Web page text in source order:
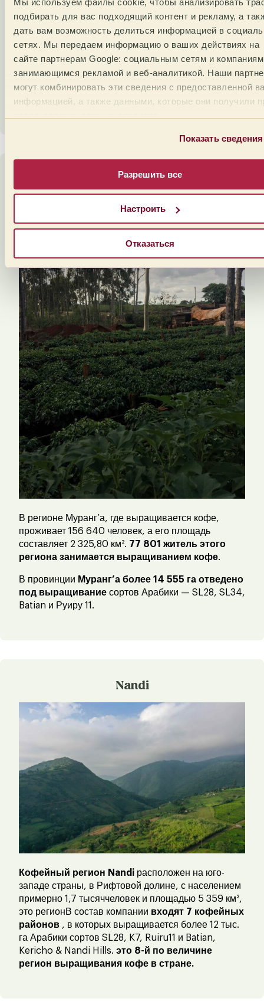
Мы используем файлы cookie, чтобы анализировать
подбирать для вас подходящий контент и рекламу, а
дать вам возможность делиться информацией в
сетях. Мы передаем информацию о ваших действиях на
сайте партнерам Google: социальным сетям и
занимающимся рекламой и веб-аналитикой. Наши
могут комбинировать эти сведения с предоставленной
информацией, а также данными, которые они получили
Показать сведения
Разрешить все
Настроить
Отказаться
проживает 1,4 млн. человек и площадь которого
составляет 5 952,9 км².Более 41 900 семей
занимаются выращиванием кофе. В регионе
Мачакос выращивается около 10 139 га кофе сорта
арабика SL 34 и SL 28, занимая 9-е место среди
регионов страны по выращиванию кофе с
объемом производства 7,48% от общего объема
производства в стране.
Murang’a
В регионе Муранг’а, где выращивается кофе,
проживает 156 640 человек, а его площадь
составляет 2 325,80 км². 77 801 житель этого
региона занимается выращиванием кофе.
В провинции Муранг’а более 14 555 га отведено
под выращивание сортов Арабики — SL28, SL34,
Batian и Руиру 11.
Nandi
Кофейный регион Nandi расположен на юго-
западе страны, в Рифтовой долине, с населением
примерно 1,7 тысяччеловек и площадью 5 359 км²,
это регионВ состав компании входят 7 кофейных
районов , в которых выращивается более 12 тыс.
га Арабики сортов SL28, K7, Ruiru11 и Batian,
Kericho & Nandi Hills. это 8-й по величине
регион выращивания кофе в стране.